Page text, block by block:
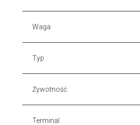
Waga
Typ
Żywotność
Terminal